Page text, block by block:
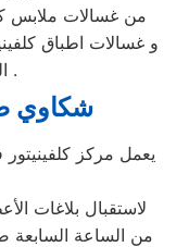
من غسالات ملابس
الديب فريزر المبردات .
شكاوي
من الساعة السابعة